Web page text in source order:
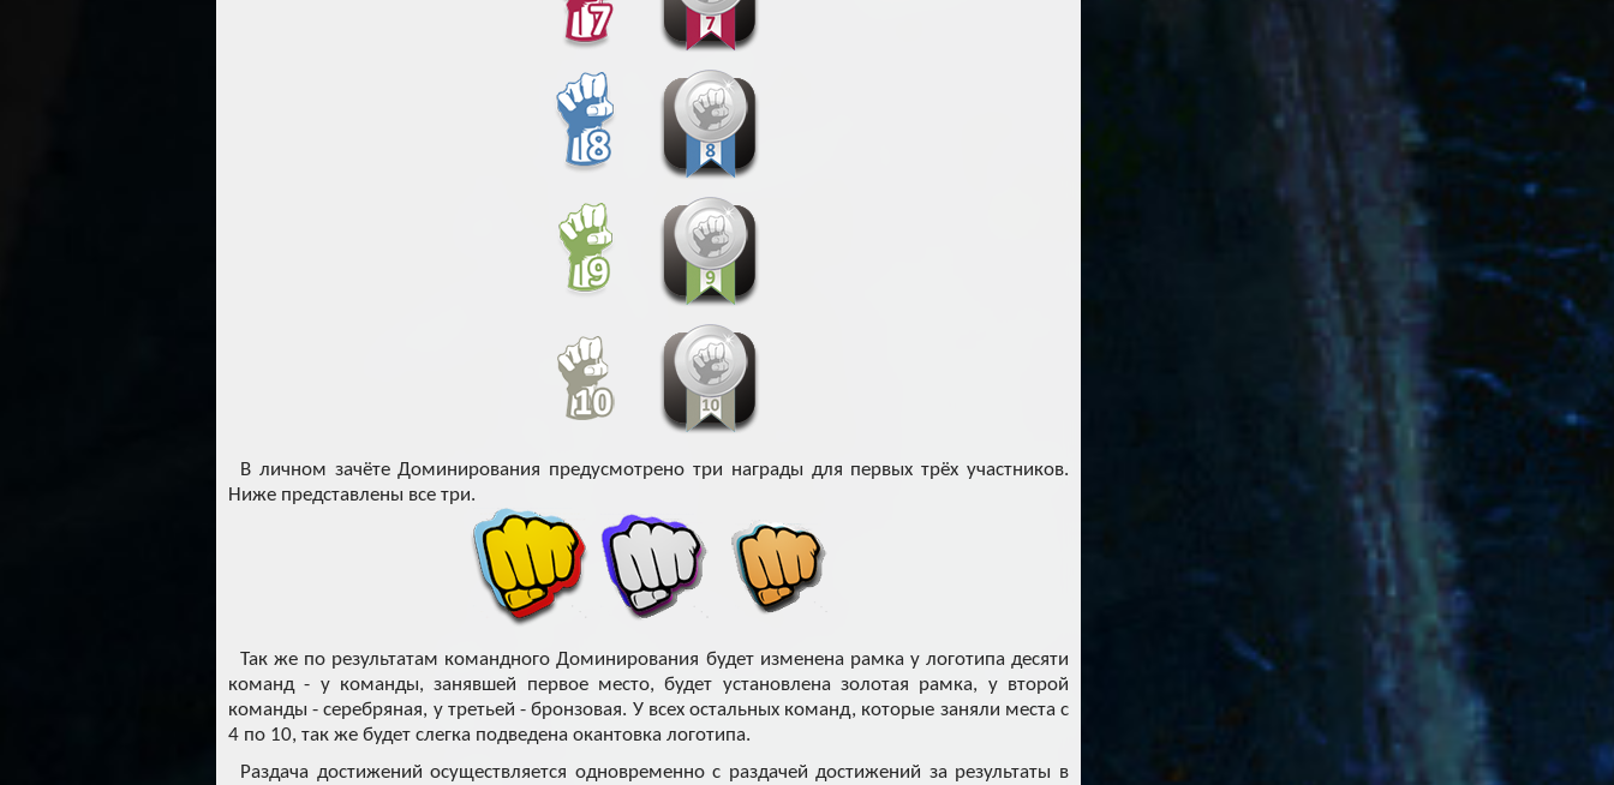
В личном зачёте Доминирования предусмотрено три награды для первых трёх участников.
Ниже представлены все три.
Так же по результатам командного Доминирования будет изменена рамка у логотипа десяти
команд - у команды, занявшей первое место, будет установлена золотая рамка, у второй
команды - серебряная, у третьей - бронзовая. У всех остальных команд, которые заняли места с
4 по 10, так же будет слегка подведена окантовка логотипа.
Раздача достижений осуществляется одновременно с раздачей достижений за результаты в